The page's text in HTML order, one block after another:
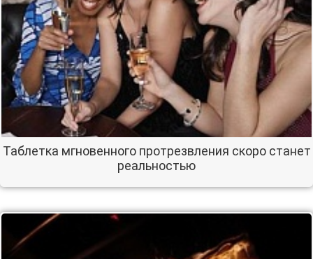
Таблетка мгновенного протрезвления скоро станет
реальностью